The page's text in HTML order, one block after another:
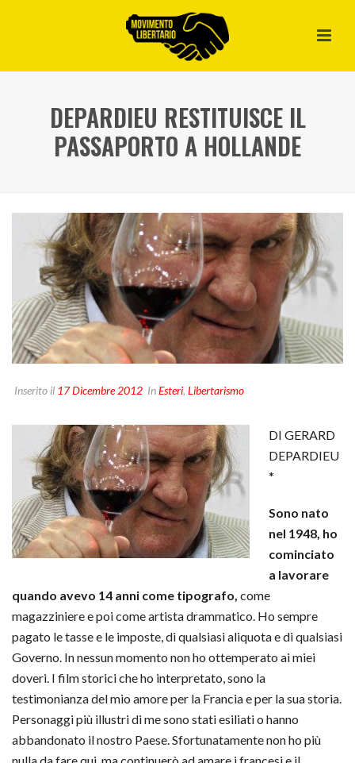
DEPARDIEU RESTITUISCE IL
PASSAPORTO A HOLLANDE
Inserito il 17 Dicembre 2012 InEsteri, Libertarismo
DI GERARD
DEPARDIEU
*
Sono nato
nel 1948, ho
cominciato
a lavorare
quando avevo 14 anni come tipografo, come
magazziniere e poi come artista drammatico. Ho sempre
pagato le tasse e le imposte, di qualsiasi aliquota e di qualsiasi
Governo. In nessun momento non ho ottemperato ai miei
doveri. I film storici che ho interpretato, sono la
testimonianza del mio amore per la Francia e per la sua storia.
Personaggi più illustri di me sono stati esiliati o hanno
abbandonato il nostro Paese. Sfortunatamente non ho più
nulla da fare qui, ma continuerò ad amare i francesi e il